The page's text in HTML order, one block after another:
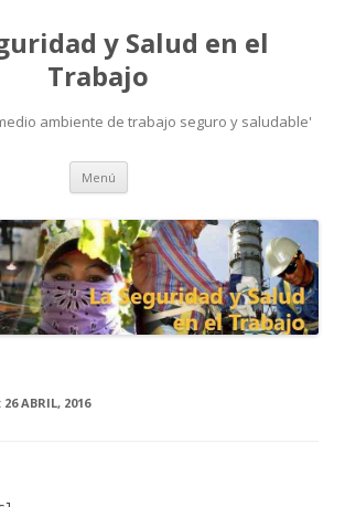
y Salud en el
Trabajo
ambiente de trabajo seguro y saludable'
Menú Ir
contenido
26 ABRIL, 2016